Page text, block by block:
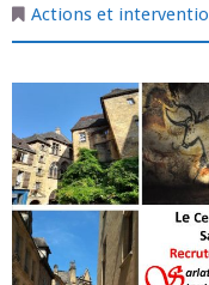
Actions et